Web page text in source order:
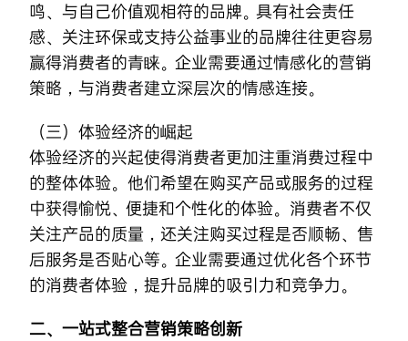
鸣、与自己价值观相符的品牌。具有社会责任
感、关注环保或支持公益事业的品牌往往更容易
赢得消费者的青睐。企业需要通过情感化的营销
策略，与消费者建立深层次的情感连接。
（三）体验经济的崛起
体验经济的兴起使得消费者更加注重消费过程中
的整体体验。他们希望在购买产品或服务的过程
中获得愉悦、便捷和个性化的体验。消费者不仅
关注产品的质量，还关注购买过程是否顺畅、售
后服务是否贴心等。企业需要通过优化各个环节
的消费者体验，提升品牌的吸引力和竞争力。
二、一站式整合营销策略创新